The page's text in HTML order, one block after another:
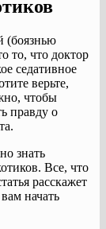
(боязнью
то, что доктор
седативное
верьте,
чтобы
правду о
знать
Все, что
расскажет
начать